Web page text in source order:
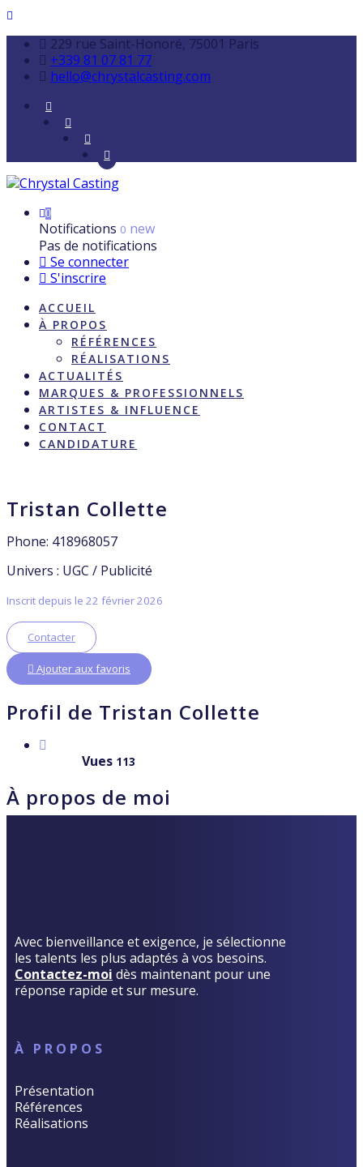
229 rue Saint-Honoré, 75001 Paris
+339 81 07 81 77
hello@chrystalcasting.com
0
Notifications 0 new
Pas de notifications
Se connecter
S'inscrire
ACCUEIL
À PROPOS
RÉFÉRENCES
RÉALISATIONS
ACTUALITÉS
MARQUES & PROFESSIONNELS
ARTISTES & INFLUENCE
CONTACT
CANDIDATURE
Tristan Collette
Phone: 418968057
Univers : UGC / Publicité
Inscrit depuis le 22 février 2026
Contacter
Ajouter aux favoris
Profil de Tristan Collette
Vues 113
À propos de moi
Avec bienveillance et exigence, je sélectionne
les talents les plus adaptés à vos besoins.
Contactez-moi dès maintenant pour une
réponse rapide et sur mesure.
À PROPOS
Présentation
Références
Réalisations